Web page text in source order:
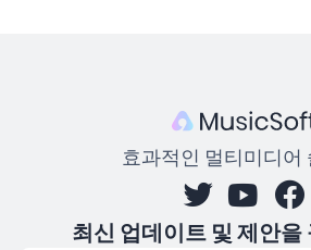
효과적인 멀티미디어
최신 업데이트 및 제안을